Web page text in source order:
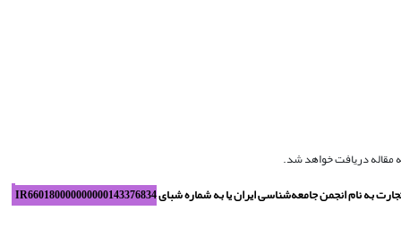
مقاله دریافت خواهد شد.
به نام انجمن جامعه‌شناسی ایران یا به شماره شبایIR660180000000000143376834